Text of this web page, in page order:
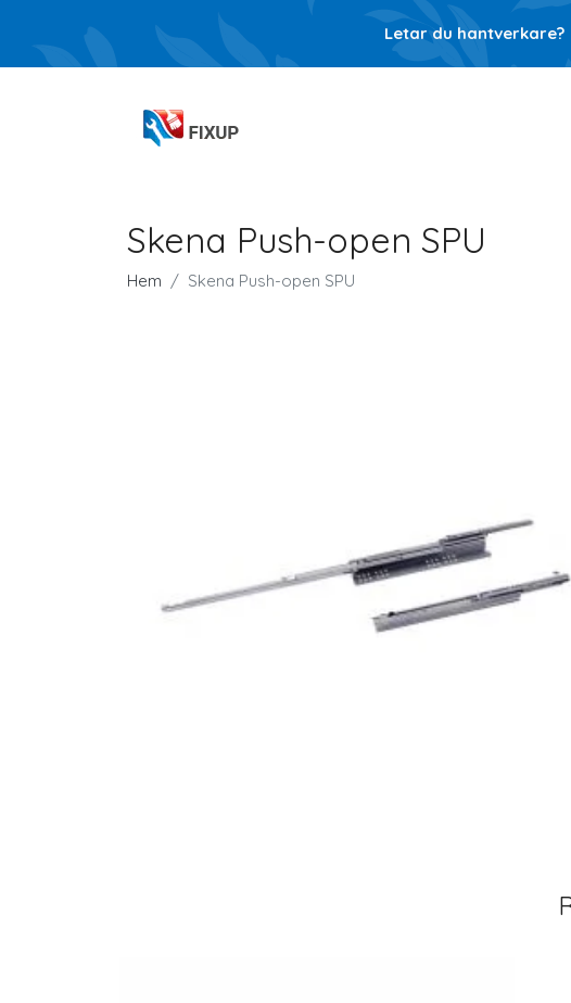
Letar du hantverkare?
Skena Push-open SPU
Hem Skena Push-open SPU